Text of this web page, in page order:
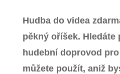
Hudba do videa
pěkný oříšek. Hledáte
hudební doprovod
můžete použít, aniž